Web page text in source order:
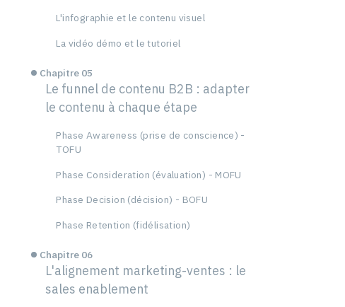
L'infographie et le contenu visuel
La vidéo démo et le tutoriel
Chapitre 05
Le funnel de contenu B2B : adapter
le contenu à chaque étape
Phase Awareness (prise de conscience) -
TOFU
Phase Consideration (évaluation) - MOFU
Phase Decision (décision) - BOFU
Phase Retention (fidélisation)
Chapitre 06
L'alignement marketing-ventes : le
sales enablement